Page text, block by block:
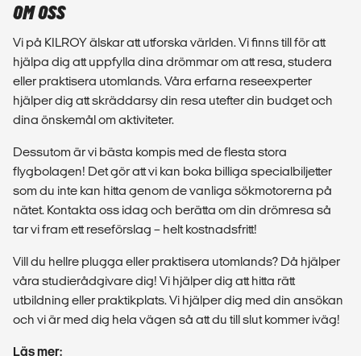
OM OSS
Vi på KILROY älskar att utforska världen. Vi finns till för att
hjälpa dig att uppfylla dina drömmar om att resa, studera
eller praktisera utomlands. Våra erfarna reseexperter
hjälper dig att skräddarsy din resa utefter din budget och
dina önskemål om aktiviteter.
Dessutom är vi bästa kompis med de flesta stora
flygbolagen! Det gör att vi kan boka billiga specialbiljetter
som du inte kan hitta genom de vanliga sökmotorerna på
nätet. Kontakta oss idag och berätta om din drömresa så
tar vi fram ett reseförslag – helt kostnadsfritt!
Vill du hellre plugga eller praktisera utomlands? Då hjälper
våra studierådgivare dig! Vi hjälper dig att hitta rätt
utbildning eller praktikplats. Vi hjälper dig med din ansökan
och vi är med dig hela vägen så att du till slut kommer iväg!
Läs mer: